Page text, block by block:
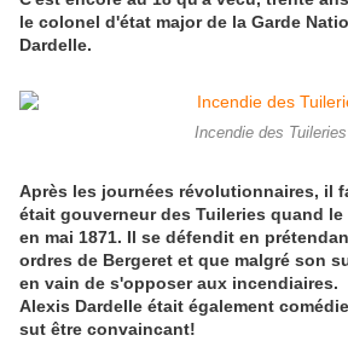
le colonel d'état major de la Garde
Dardelle.
Incendie des Tuileries
Après les journées révolutionnaires, il
était gouverneur des Tuileries quand
en mai 1871. Il se défendit en
ordres de Bergeret et que malgré son
en vain de s'opposer aux incendiaires.
Alexis Dardelle était également
sut être convaincant!